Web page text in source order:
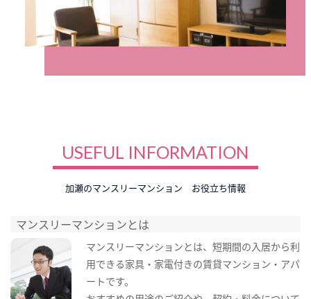
USEFUL INFORMATION
加瀬のマンスリーマンション お役立ち情報
マンスリーマンションとは
マンスリーマンションとは、短期間の入居から利
用できる家具・家電付きの賃貸マンション・アパ
ートです。